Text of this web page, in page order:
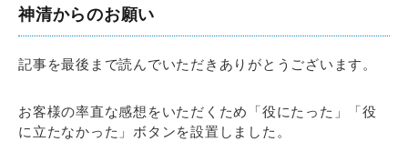
神清からのお願い
記事を最後まで読んでいただきありがとうございます。
お客様の率直な感想をいただくため「役にたった」「役
に立たなかった」ボタンを設置しました。